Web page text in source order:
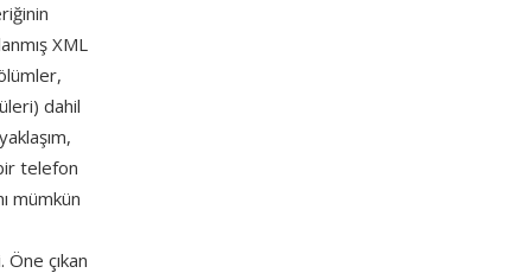
XML
dahil
telefon
mümkün
çıkan